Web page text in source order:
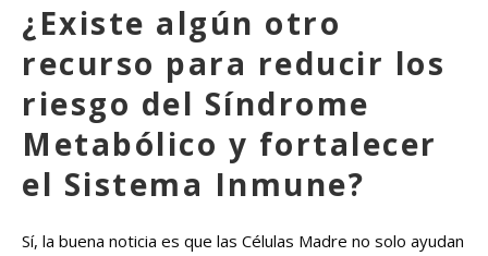
¿Existe algún otro
recurso para reducir los
riesgo del Síndrome
Metabólico y fortalecer
el Sistema Inmune?
Sí, la buena noticia es que las Células Madre no solo ayudan